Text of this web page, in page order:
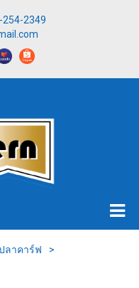
254-2349
ลาคาร์ฟ
>